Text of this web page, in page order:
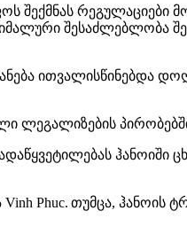
შექმნას რეგულაციები
შესაძლებლობა
ითვალისწინებდა
ლეგალიზების
ჰანოიში
Phuc. თუმცა, ჰანოის